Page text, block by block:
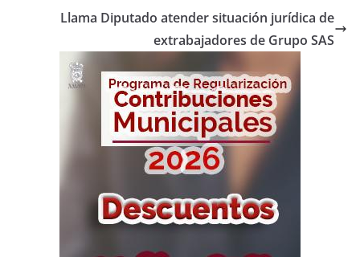
Llama Diputado atender situación jurídica de
extrabajadores de Grupo SAS